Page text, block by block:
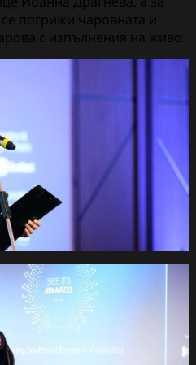
погрижи чаровната и
с изпълнения на живо.